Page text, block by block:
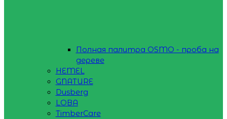
Полная палитра OSMO - проба на
дереве
HEMEL
GNATURE
Dusberg
LOBA
TimberCare